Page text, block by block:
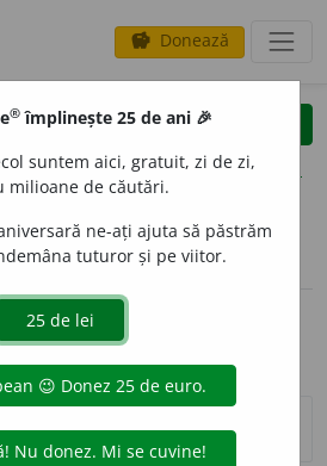
savings Donează
clear
opțiuni
® împlinește 25 de ani 🎉
suntem aici, gratuit, zi de zi,
milioane de căutări.
ne-ați ajuta să păstrăm
tuturor și pe viitor.